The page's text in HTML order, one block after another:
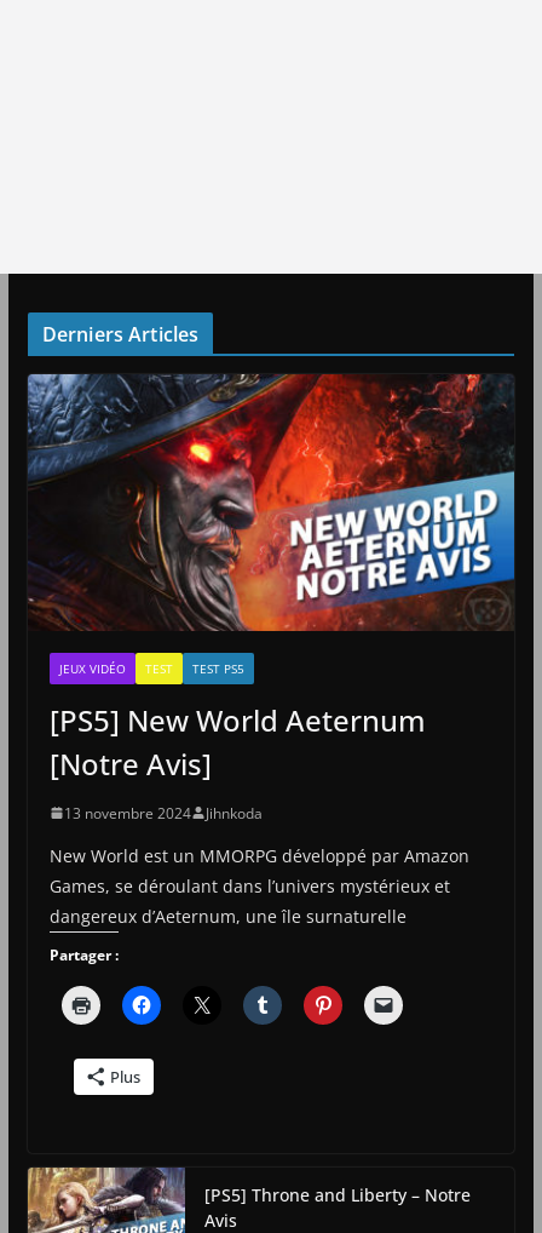
Derniers Articles
JEUX VIDÉO TEST TEST PS5
[PS5] New World Aeternum
[Notre Avis]
13 novembre 2024 Jihnkoda
New World est un MMORPG développé par Amazon
Games, se déroulant dans l’univers mystérieux et
dangereux d’Aeternum, une île surnaturelle
Partager :
Plus
[PS5] Throne and Liberty – Notre
Avis